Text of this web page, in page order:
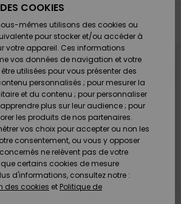
Tongs
Tongs
Quiksilver
48Resultats
NOUVEAUTÉ
COOKIES
mêmes utilisons des cookies ou
pour stocker et/ou accéder à
votre appareil. Ces informations
vos données de navigation et votre
utilisées pour vous présenter des
personnalisés ; pour mesurer la
et du contenu ; pour personnaliser
plus sur leur audience ; pour
les produits de nos partenaires.
vos choix pour accepter ou non les
consentement, ou vous y opposer
ne relèvent pas de votre
certains cookies de mesure
d'informations, consultez notre :
des cookies et Politique de